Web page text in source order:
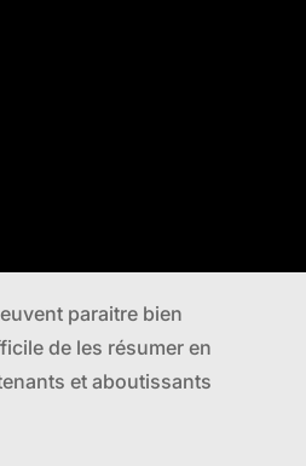
paraitre bien
de les résumer en
et aboutissants